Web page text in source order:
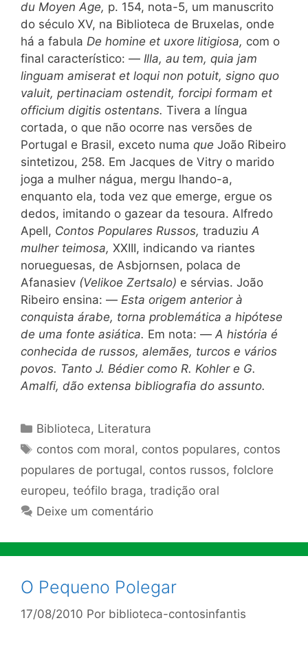
du Moyen Age, p. 154, nota-5, um manuscrito
do século XV, na Biblioteca de Bruxelas, onde
há a fabula De homine et uxore litigiosa, com o
final característico: — Illa, au tem, quia jam
linguam amiserat et loqui non potuit, signo quo
valuit, pertinaciam ostendit, forcipi formam et
officium digitis ostentans. Tivera a língua
cortada, o que não ocorre nas versões de
Portugal e Brasil, exceto numa que João Ribeiro
sintetizou, 258. Em Jacques de Vitry o marido
joga a mulher nágua, mergu lhando-a,
enquanto ela, toda vez que emerge, ergue os
dedos, imitando o gazear da tesoura. Alfredo
Apell, Contos Populares Russos, traduziu A
mulher teimosa, XXIII, indicando va riantes
norueguesas, de Asbjornsen, polaca de
Afanasiev (Velikoe Zertsalo) e sérvias. João
Ribeiro ensina: — Esta origem anterior à
conquista árabe, torna problemática a hipótese
de uma fonte asiática. Em nota: — A história é
conhecida de russos, alemães, turcos e vários
povos. Tanto J. Bédier como R. Kohler e G.
Amalfi, dão extensa bibliografia do assunto.
Categorias
Biblioteca, Literatura
Tags
contos com moral, contos populares, contos
populares de portugal, contos russos, folclore
europeu, teófilo braga, tradição oral
Deixe um comentário
O Pequeno Polegar
17/08/2010 Por biblioteca-contosinfantis